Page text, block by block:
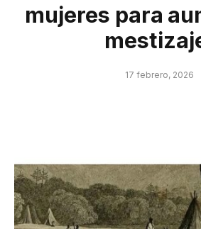
mujeres para
17 febrero, 2026